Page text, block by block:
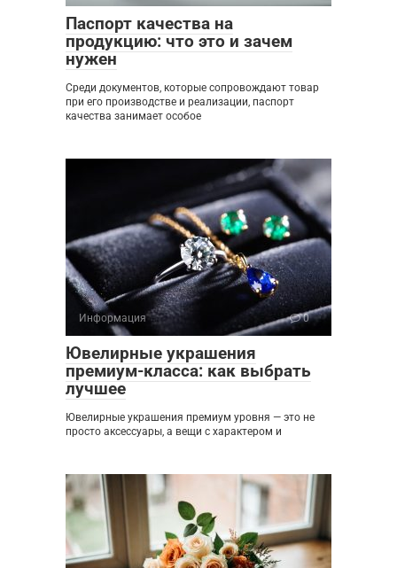
Паспорт качества на
продукцию: что это и зачем
нужен
Среди документов, которые сопровождают товар
при его производстве и реализации, паспорт
качества занимает особое
Информация 0
Ювелирные украшения
премиум-класса: как выбрать
лучшее
Ювелирные украшения премиум уровня — это не
просто аксессуары, а вещи с характером и